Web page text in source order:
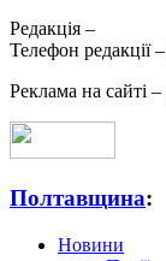
Редакція –
Телефон редакції –
Реклама на сайті –
Полтавщина:
Новини